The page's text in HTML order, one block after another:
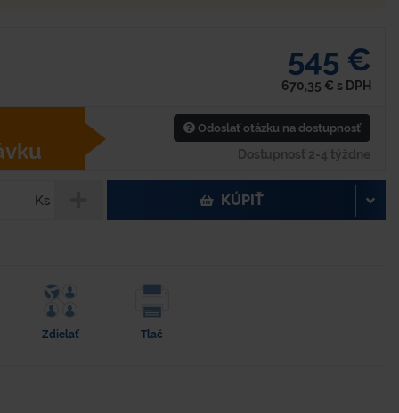
545 €
670,35 € s DPH
Odoslať otázku na dostupnosť
Dostupnosť 2-4 týždne
Ks KÚPIŤ
Zdielať Tlač